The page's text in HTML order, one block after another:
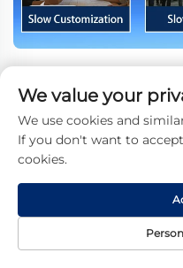
We value your
We use cookies and
If you don't want to
cookies.